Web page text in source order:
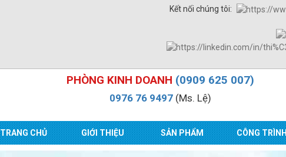
Kết nối chúng tôi:
PHÒNG KINH DOANH (0909 625 007)
0976 76 9497(Ms. Lệ)
TRANG CHỦ GIỚI THIỆU SẢN PHẨM CÔNG TRÌNH